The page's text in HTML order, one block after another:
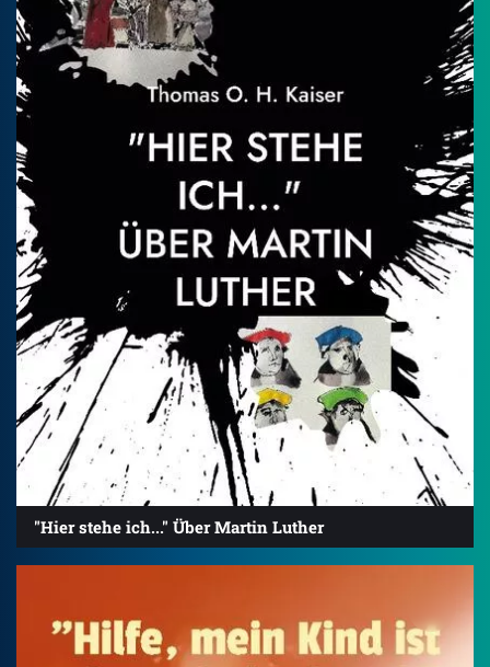
"Hier stehe ich..." Über Martin Luther